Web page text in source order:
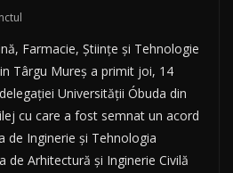
Farmacie, Științe și Tehnologie
Târgu Mureș a primit joi, 14
Universității Óbuda din
cu care a fost semnat un acord
de Inginerie și Tehnologia
de Arhitectură și Inginerie Civilă